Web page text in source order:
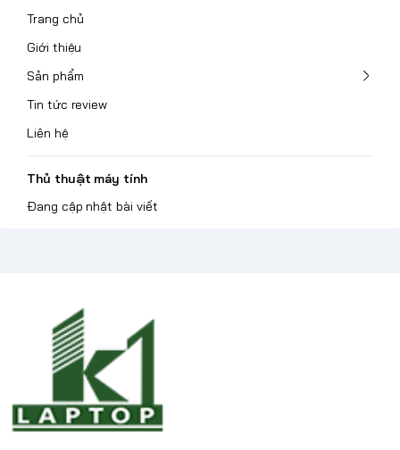
Trang chủ
Giới thiệu
Sản phẩm
Tin tức review
Liên hệ
Thủ thuật máy tính
Đang cập nhật bài viết